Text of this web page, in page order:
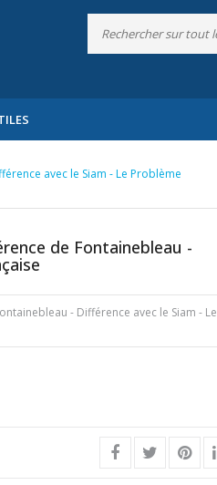
avec le Siam - Le Problème
de Fontainebleau -
- Différence avec le Siam - Le